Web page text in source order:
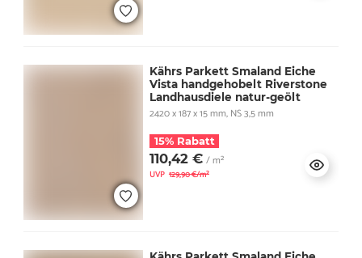
Kährs Parkett Smaland Eiche
Vista handgehobelt Riverstone
Landhausdiele natur-geölt
2420 x 187 x 15 mm, NS 3,5 mm
15% Rabatt
110,42 € / m²
UVP 129,90 €/m²